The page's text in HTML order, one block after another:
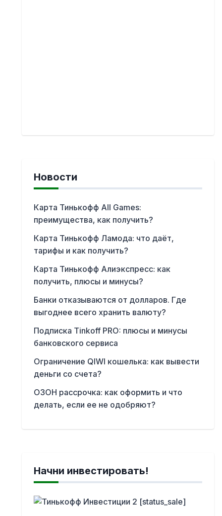
Новости
Карта Тинькофф All Games:
преимущества, как получить?
Карта Тинькофф Ламода: что даёт,
тарифы и как получить?
Карта Тинькофф Алиэкспресс: как
получить, плюсы и минусы?
Банки отказываются от долларов. Где
выгоднее всего хранить валюту?
Подписка Tinkoff PRO: плюсы и минусы
банковского сервиса
Ограничение QIWI кошелька: как вывести
деньги со счета?
ОЗОН рассрочка: как оформить и что
делать, если ее не одобряют?
Начни инвестировать!